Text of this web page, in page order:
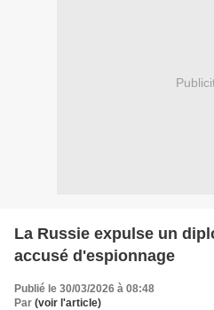
La Russie expulse un
accusé d'espionnage
Publié le 30/03/2026 à 08:48
Par (voir l'article)